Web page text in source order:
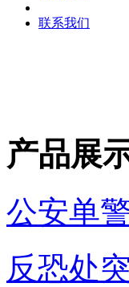
联系我们
产品展
公安单
反恐处